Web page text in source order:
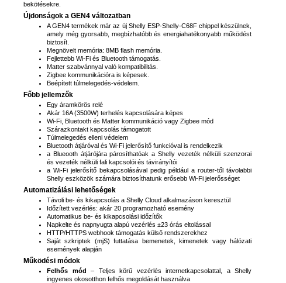
bekötésekre.
Újdonságok a GEN4 változatban
A GEN4 termékek már az új Shelly ESP-Shelly-C68F chippel készülnek,
amely még gyorsabb, megbízhatóbb és energiahatékonyabb működést
biztosít.
Megnövelt memória: 8MB flash memória.
Fejlettebb Wi-Fi és Bluetooth támogatás.
Matter szabvánnyal való kompatibilitás.
Zigbee kommunikációra is képesek.
Beépített túlmelegedés-védelem.
Főbb jellemzők
Egy áramkörös relé
Akár 16A (3500W) terhelés kapcsolására képes
Wi-Fi, Bluetooth és Matter kommunikáció vagy Zigbee mód
Szárazkontakt kapcsolás támogatott
Túlmelegedés elleni védelem
Bluetooth átjáróval és Wi-Fi jelerősítő funkcióval is rendelkezik
a Blueooth átjárójára párosíthatóak a Shelly vezeték nélküli szenzorai
és vezeték nélküli fali kapcsolói és távirányítói
a Wi-Fi jelerősítő bekapcsolásával pedig például a router-től távolabbi
Shelly eszközök számára biztosíthatunk erősebb Wi-Fi jelerősséget
Automatizálási lehetőségek
Távoli be- és kikapcsolás a Shelly Cloud alkalmazáson keresztül
Időzített vezérlés: akár 20 programozható esemény
Automatikus be- és kikapcsolási időzítők
Napkelte és napnyugta alapú vezérlés ±23 órás eltolással
HTTP/HTTPS webhook támogatás külső rendszerekhez
Saját szkriptek (mjS) futtatása bemenetek, kimenetek vagy hálózati
események alapján
Működési módok
Felhős mód – Teljes körű vezérlés internetkapcsolattal, a Shelly
ingyenes okosotthon felhős megoldását használva